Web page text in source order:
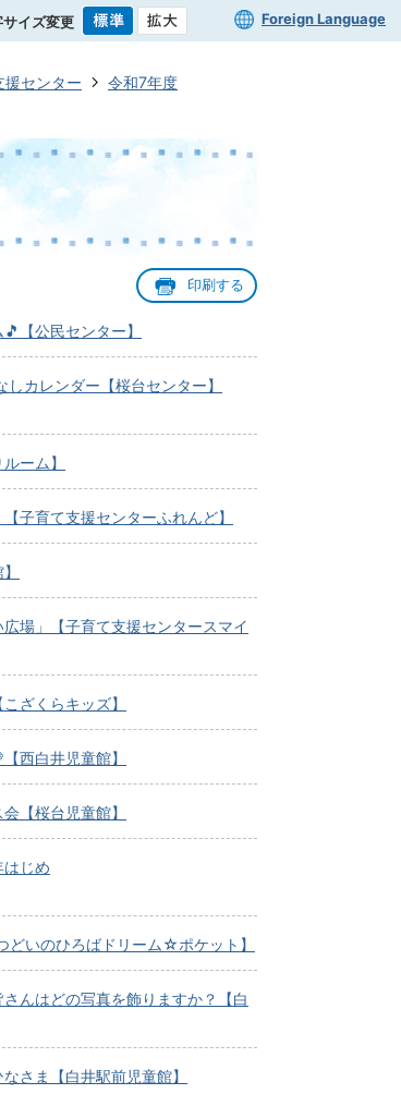
サイズ変更 Foreign Language
援センター
令和7年度
印刷する
【公民センター】
カレンダー【桜台センター】
ーム】
子育て支援センターふれんど】
場」【子育て支援センタースマイ
ざくらキッズ】
西白井児童館】
【桜台児童館】
はじめ
どいのひろばドリーム☆ポケット】
さんはどの写真を飾りますか？【白
さま【白井駅前児童館】